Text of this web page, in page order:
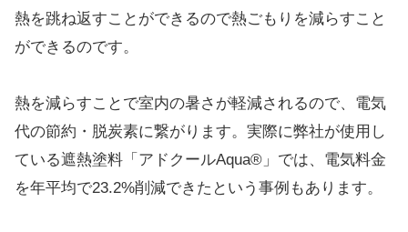
熱を跳ね返すことができるので熱ごもりを減らすこと
ができるのです。
熱を減らすことで室内の暑さが軽減されるので、電気
代の節約・脱炭素に繋がります。実際に弊社が使用し
ている遮熱塗料「アドクールAqua®︎」では、電気料金
を年平均で23.2%削減できたという事例もあります。